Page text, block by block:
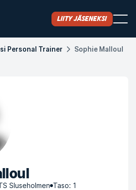
Liity jäseneksi
Personal Trainer Sophie Malloul
Sluseholmen Taso: 1